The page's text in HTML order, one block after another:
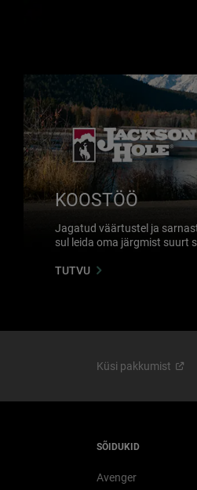
KOOSTÖÖ
Jagatud väärtustel ja
sul leida oma järgmist suurt
TUTVU
Küsi pakkumist
SÕIDUKID
Avenger